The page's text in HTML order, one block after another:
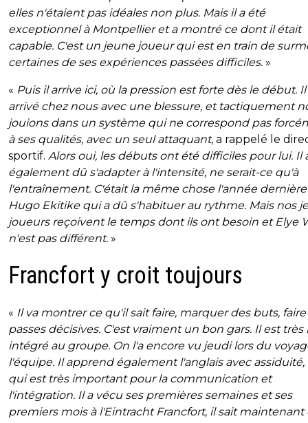
elles n'étaient pas idéales non plus. Mais il a été
exceptionnel à Montpellier et a montré ce dont il était
capable. C'est un jeune joueur qui est en train de
certaines de ses expériences passées difficiles. »
« Puis il arrive ici, où la pression est forte dès le début.
arrivé chez nous avec une blessure, et tactiquement
jouions dans un système qui ne correspond pas
à ses qualités, avec un seul attaquant, a rappelé le
sportif. Alors oui, les débuts ont été difficiles pour lui. Il
également dû s'adapter à l'intensité, ne serait-ce qu'à
l'entraînement. C'était la même chose l'année
Hugo Ekitike qui a dû s'habituer au rythme. Mais nos
joueurs reçoivent le temps dont ils ont besoin et Elye
n'est pas différent. »
Francfort y croit toujours
« Il va montrer ce qu'il sait faire, marquer des buts,
passes décisives. C'est vraiment un bon gars. Il est très
intégré au groupe. On l'a encore vu jeudi lors du
l'équipe. Il apprend également l'anglais avec assiduité,
qui est très important pour la communication et
l'intégration. Il a vécu ses premières semaines et ses
premiers mois à l'Eintracht Francfort, il sait maintenant